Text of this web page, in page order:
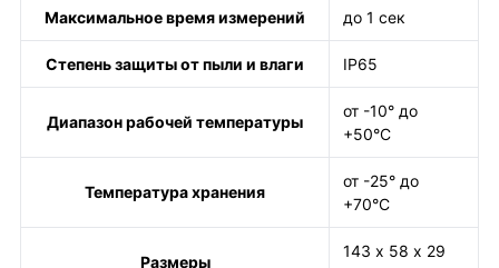
Максимальное время измерений до 1 сек
Степень защиты от пыли и влаги IP65
Диапазон рабочей температуры
от -10° до
+50°С
Температура хранения
от -25° до
+70°С
Размеры
143 х 58 х 29